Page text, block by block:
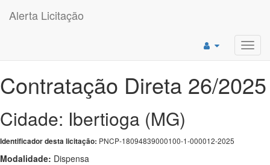
Alerta Licitação
Contratação Direta 26/2025
Cidade: Ibertioga (MG)
Identificador desta licitação: PNCP-18094839000100-1-000012-2025
Modalidade: Dispensa